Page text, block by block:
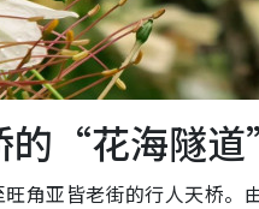
的“花海隧道”
角亚皆老街的行人天桥